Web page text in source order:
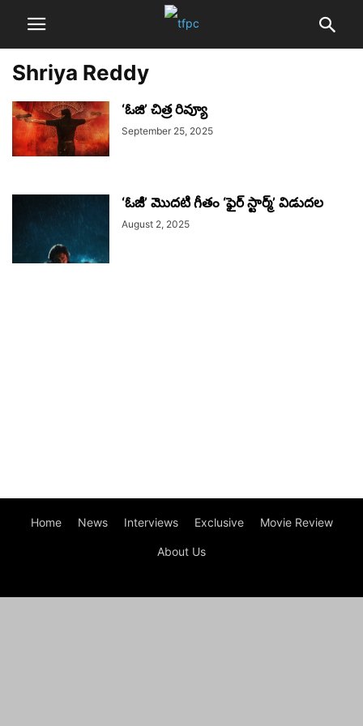
Shriya Reddy
‘ఓజి’ చిత్ర రివ్యూ
September 25, 2025
‘ఓజీ’ మొదటి గీతం ‘ఫైర్‌ స్టార్మ్’ విడుదల
August 2, 2025
Home News Interviews Exclusive Movie Review
About Us